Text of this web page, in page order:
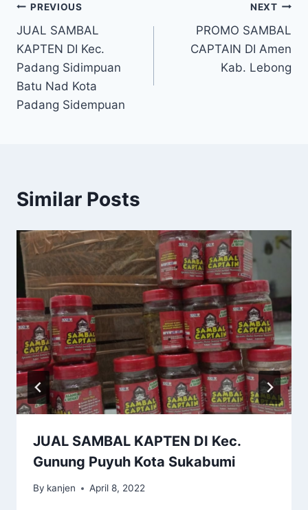
PREVIOUS
JUAL SAMBAL
KAPTEN DI Kec.
Padang Sidimpuan
Batu Nad Kota
Padang Sidempuan
NEXT
PROMO SAMBAL
CAPTAIN DI Amen
Kab. Lebong
Similar Posts
JUAL SAMBAL KAPTEN DI Kec.
Gunung Puyuh Kota Sukabumi
By kanjen April 8, 2022